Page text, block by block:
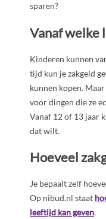
sparen?
Vanaf welke
Kinderen kunnen
tijd kun je zakgeld
kunnen kopen.
voor dingen die ze
Vanaf 12 of 13 jaar
dat wilt.
Hoeveel
Je bepaalt zelf
Op nibud.nl staat
leeftijd kan geven.